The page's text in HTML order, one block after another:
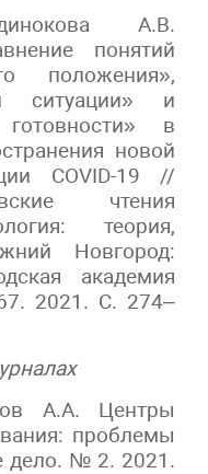
А.В.
понятий
положения»,
ситуации» и
в
новой
COVID-19 //
чтения
теория,
Новгород:
академия
2021. С. 274–
А.А. Центры
проблемы
дело. № 2. 2021.